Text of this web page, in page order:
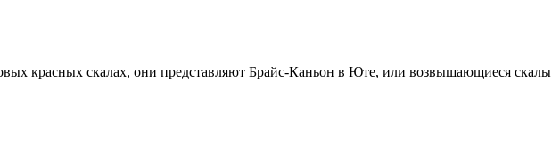
красных скалах, они представляют Брайс-Каньон в Юте, или возвышающиеся скалы